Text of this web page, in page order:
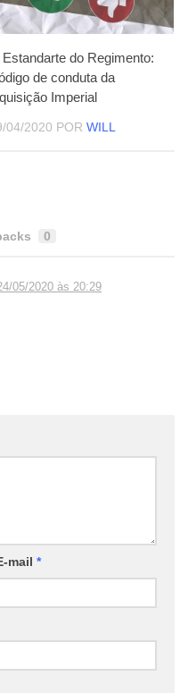
do Regimento:
de conduta da
Imperial
04/2020 POR WILL
0
05/2020 às 20:29
mail *